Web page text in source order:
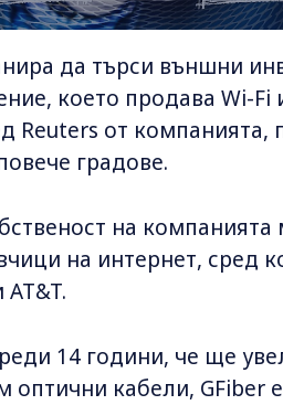
да търси външни
което продава Wi-Fi
Reuters от
градове.
на
на интернет, сред
14 години, че ще
оптични кабели, GFiber